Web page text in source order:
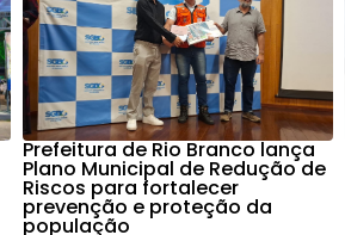
Prefeitura de Rio Branco lança
Plano Municipal de Redução de
Riscos para fortalecer
prevenção e proteção da
população